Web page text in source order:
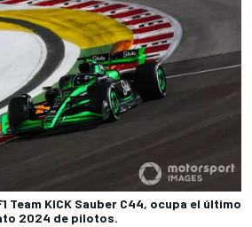
Team KICK Sauber C44, ocupa el último
2024 de pilotos.